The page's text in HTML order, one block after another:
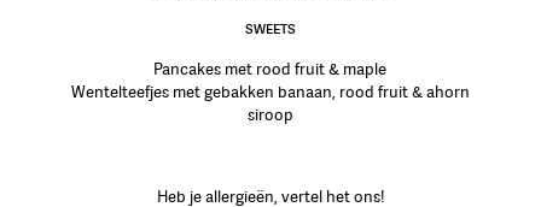
SWEETS
Pancakes met rood fruit & maple
Wentelteefjes met gebakken banaan, rood fruit & ahorn
siroop
Heb je allergieën, vertel het ons!